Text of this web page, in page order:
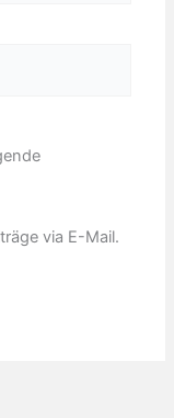
via E-Mail.